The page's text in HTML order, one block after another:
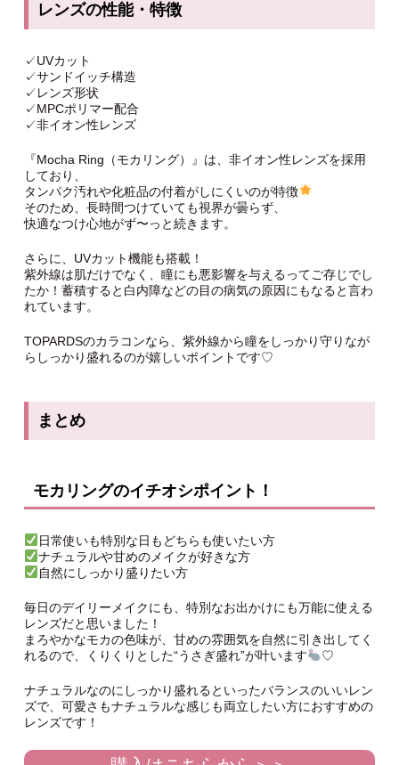
レンズの性能・特徴
✓UVカット
✓サンドイッチ構造
✓レンズ形状
✓MPCポリマー配合
✓非イオン性レンズ
『Mocha Ring（モカリング）』は、非イオン性レンズを採用
しており、
タンパク汚れや化粧品の付着がしにくいのが特徴
そのため、長時間つけていても視界が曇らず、
快適なつけ心地がず〜っと続きます。
さらに、UVカット機能も搭載！
紫外線は肌だけでなく、瞳にも悪影響を与えるってご存じでし
たか！蓄積すると白内障などの目の病気の原因にもなると言わ
れています。
TOPARDSのカラコンなら、紫外線から瞳をしっかり守りなが
らしっかり盛れるのが嬉しいポイントです♡
まとめ
モカリングのイチオシポイント！
日常使いも特別な日もどちらも使いたい方
ナチュラルや甘めのメイクが好きな方
自然にしっかり盛りたい方
毎日のデイリーメイクにも、特別なお出かけにも万能に使える
レンズだと思いました！
まろやかなモカの色味が、甘めの雰囲気を自然に引き出してく
れるので、くりくりとした“うさぎ盛れ”が叶います
♡
ナチュラルなのにしっかり盛れるといったバランスのいいレン
ズで、可愛さもナチュラルな感じも両立したい方におすすめの
レンズです！